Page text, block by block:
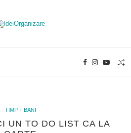
TIMP + BANI
UN TO DO LIST CA LA